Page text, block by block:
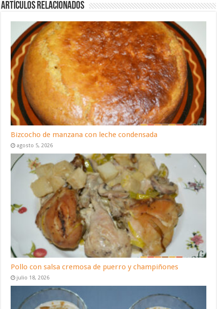
Artículos relacionados
Bizcocho de manzana con leche condensada
agosto 5, 2026
Pollo con salsa cremosa de puerro y champiñones
julio 18, 2026